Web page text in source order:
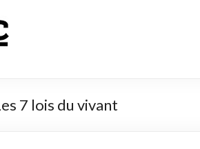
7 lois du vivant